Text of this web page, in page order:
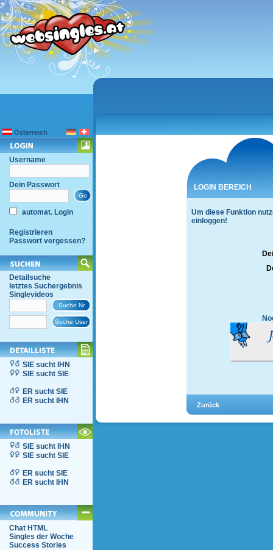
Österreich
Username
Dein Passwort
automat. Login
Registrieren
Passwort vergessen?
Detailsuche
letztes Suchergebnis
Singlevideos
SIE sucht IHN
SIE sucht SIE
ER sucht SIE
ER sucht IHN
SIE sucht IHN
SIE sucht SIE
ER sucht SIE
ER sucht IHN
Chat HTML
Singles der Woche
Success Stories
LOGIN BEREICH
Um diese Funktion
einloggen!